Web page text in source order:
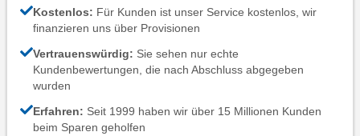
Kostenlos: Für Kunden ist unser Service kostenlos, wir
finanzieren uns über Provisionen
Vertrauenswürdig: Sie sehen nur echte
Kundenbewertungen, die nach Abschluss abgegeben
wurden
Erfahren: Seit 1999 haben wir über 15 Millionen Kunden
beim Sparen geholfen